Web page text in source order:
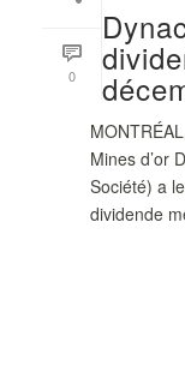
0
Mines d’or
Société) a
dividende